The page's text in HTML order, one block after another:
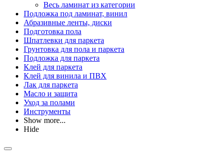
Весь ламинат из категории
Подложка под ламинат, винил
Абразивные ленты, диски
Подготовка пола
Шпатлевки для паркета
Грунтовка для пола и паркета
Подложка для паркета
Клей для паркета
Клей для винила и ПВХ
Лак для паркета
Масло и защита
Уход за полами
Инструменты
Show more...
Hide